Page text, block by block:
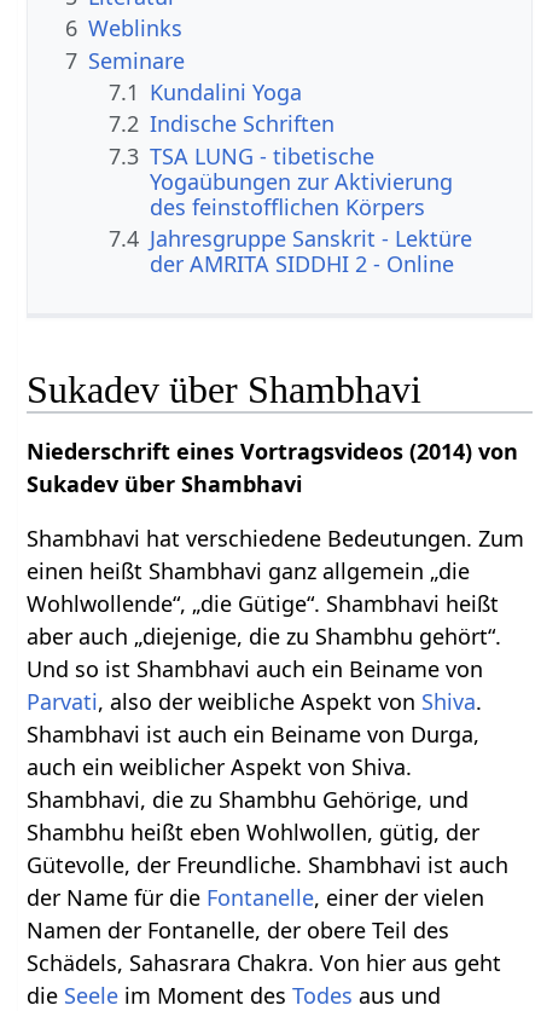
6 Weblinks
7 Seminare
7.1 Kundalini Yoga
7.2 Indische Schriften
7.3 TSA LUNG - tibetische
Yogaübungen zur Aktivierung
des feinstofflichen Körpers
7.4 Jahresgruppe Sanskrit - Lektüre
der AMRITA SIDDHI 2 - Online
Sukadev über Shambhavi
Niederschrift eines Vortragsvideos (2014) von
Sukadev über Shambhavi
Shambhavi hat verschiedene Bedeutungen. Zum
einen heißt Shambhavi ganz allgemein „die
Wohlwollende“, „die Gütige“. Shambhavi heißt
aber auch „diejenige, die zu Shambhu gehört“.
Und so ist Shambhavi auch ein Beiname von
Parvati, also der weibliche Aspekt von Shiva.
Shambhavi ist auch ein Beiname von Durga,
auch ein weiblicher Aspekt von Shiva.
Shambhavi, die zu Shambhu Gehörige, und
Shambhu heißt eben Wohlwollen, gütig, der
Gütevolle, der Freundliche. Shambhavi ist auch
der Name für die Fontanelle, einer der vielen
Namen der Fontanelle, der obere Teil des
Schädels, Sahasrara Chakra. Von hier aus geht
die Seele im Moment desTodes aus und